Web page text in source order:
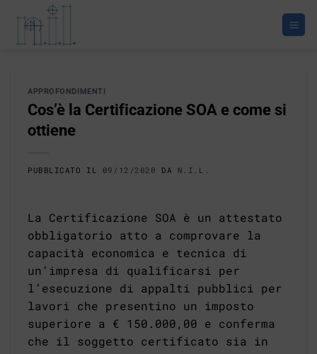
contenuti
APPROFONDIMENTI
Cos’è la Certificazione SOA e come si
ottiene
PUBBLICATO IL 09/12/2020 DA N.I.L.
La Certificazione SOA è un attestato
obbligatorio atto a comprovare la
capacità economica e tecnica di
un’impresa di qualificarsi per
l’esecuzione di appalti pubblici per
lavori che presentino un imposto
superiore a € 150.000,00 e conferma
che il soggetto certificato sia in